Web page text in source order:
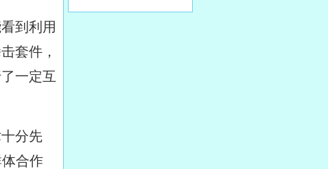
到利用
套件，
一定互
分先
合作